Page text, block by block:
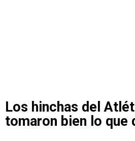
Los hinchas del
tomaron bien lo que